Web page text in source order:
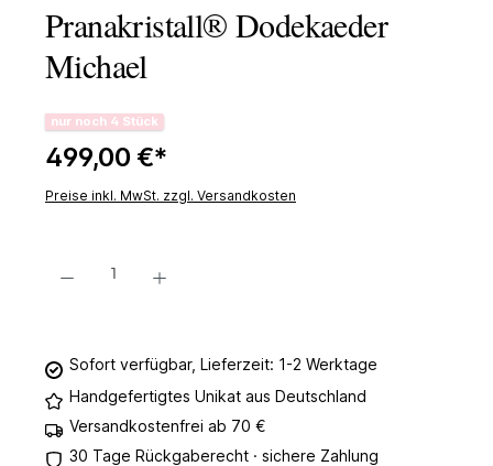
Pranakristall® Dodekaeder
Michael
nur noch 4 Stück
499,00 €*
Preise inkl. MwSt. zzgl. Versandkosten
Sofort verfügbar, Lieferzeit: 1-2 Werktage
Handgefertigtes Unikat aus Deutschland
Versandkostenfrei ab 70 €
30 Tage Rückgaberecht · sichere Zahlung